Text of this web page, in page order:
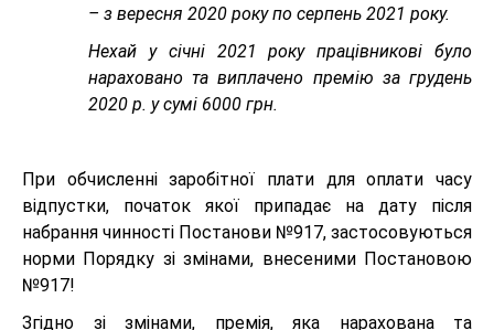
– з вересня 2020 року по серпень 2021 року.
Нехай у січні 2021 року працівникові було
нараховано та виплачено премію за грудень
2020 р. у сумі 6000 грн.
При обчисленні заробітної плати для оплати часу
відпустки, початок якої припадає на дату після
набрання чинності Постанови №917, застосовуються
норми Порядку зі змінами, внесеними Постановою
№917!
Згідно зі змінами, премія, яка нарахована та